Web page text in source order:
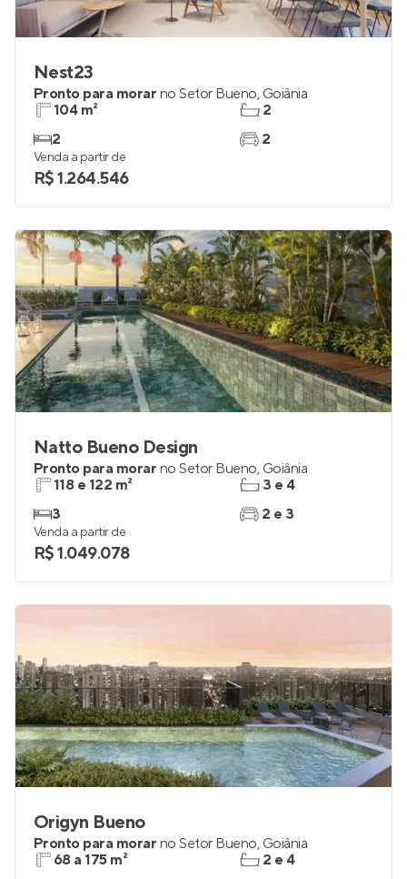
Nest23
Pronto para morar no Setor Bueno, Goiânia
104 m²
2
2
2
Venda a partir de
R$ 1.264.546
Natto Bueno Design
Pronto para morar no Setor Bueno, Goiânia
118 e 122 m²
3
3 e 4
2 e 3
Venda a partir de
R$ 1.049.078
Origyn Bueno
Pronto para morar no Setor Bueno, Goiânia
68 a 175 m²
2 e 4